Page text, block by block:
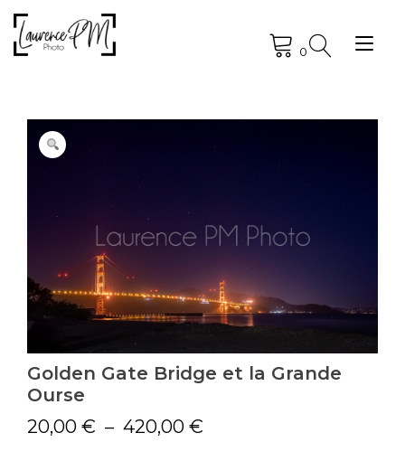
content
0
Golden Gate Bridge et la Grande
Ourse
20,00 € – 420,00 €